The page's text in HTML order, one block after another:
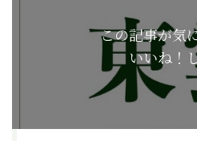
この記事が気
いいね！